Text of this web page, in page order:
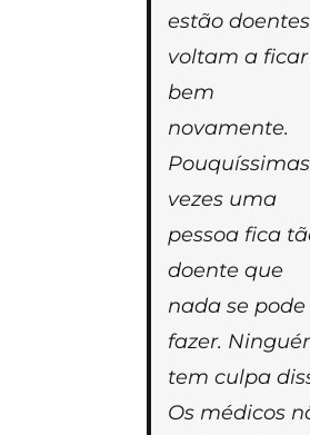
estão doentes
voltam a ficar
bem
novamente.
Pouquíssimas
vezes uma
pessoa fica
doente que
nada se pode
fazer.
tem culpa
Os médicos